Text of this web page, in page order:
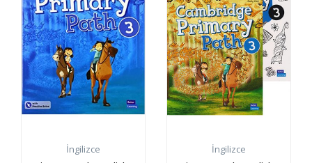
İngilizce İngilizce